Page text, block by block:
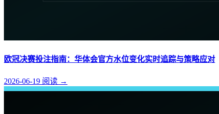
欧冠决赛投注指南：华体会官方水位变化实时追踪与策略应对
2026-06-19 阅读 →